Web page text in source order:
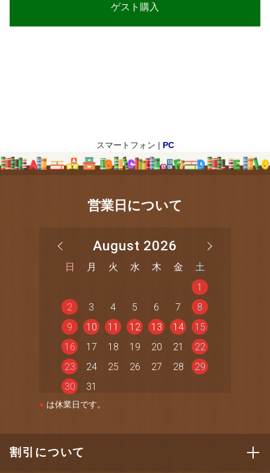
スマートフォン | PC
営業日について
August 2026
日 月 火 水 木 金
土
1
2
3 4 5 6 7
8
9
10 11 12 13 14
15
16
17 18 19 20 21
22
23
24 25 26 27 28
29
30
31
● は休業日です。
割引について